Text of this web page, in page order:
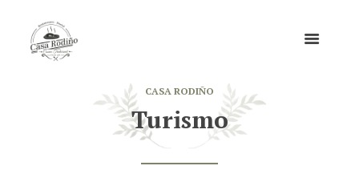
CASA RODIÑO
Turismo